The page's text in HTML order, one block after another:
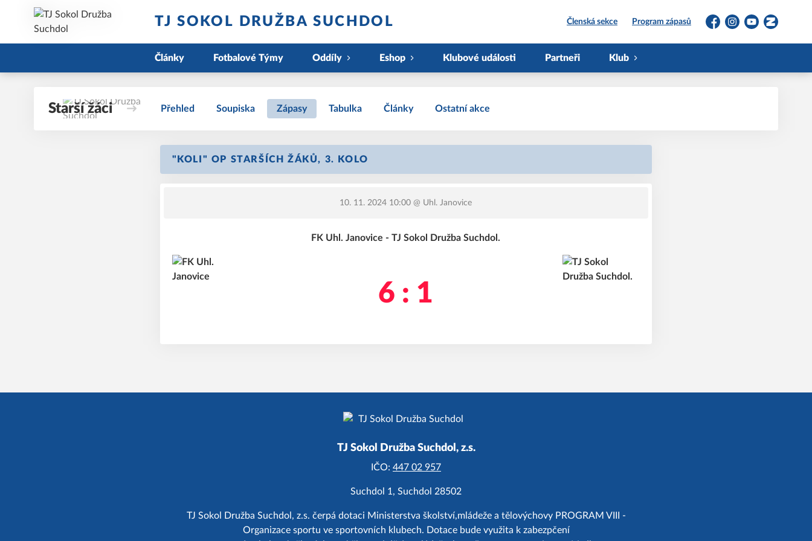
TJ SOKOL DRUŽBA SUCHDOL Členská sekce Program zápasů
FacebookInstagramYouTubeZonerama
Články Fotbalové Týmy Oddíly Eshop Klubové události Partneři Klub
Starší žáci Přehled Soupiska Zápasy Tabulka Články Ostatní akce
"KOLI" OP STARŠÍCH ŽÁKŮ, 3. KOLO
10. 11. 2024 10:00 @ Uhl. Janovice
FK Uhl. Janovice - TJ Sokol Družba Suchdol.
6 : 1
TJ Sokol Družba Suchdol, z.s.
IČO: 447 02 957
Suchdol 1, Suchdol 28502
TJ Sokol Družba Suchdol, z.s. čerpá dotaci Ministerstva školství,mládeže a tělovýchovy PROGRAM VIII -
Organizace sportu ve sportovních klubech. Dotace bude využita k zabezpčení